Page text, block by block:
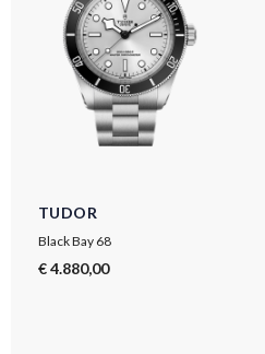
TUDOR
Black Bay 68
€ 4.880,00